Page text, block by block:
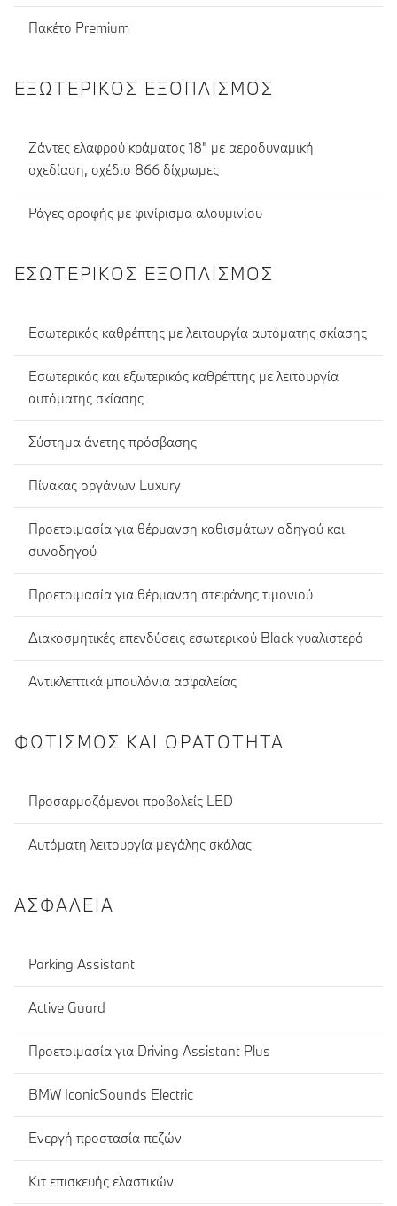
Πακέτο Premium
ΕΞΩΤΕΡΙΚΌΣ ΕΞΟΠΛΙΣΜΌΣ
Ζάντες ελαφρού κράματος 18" με αεροδυναμική
σχεδίαση, σχέδιο 866 δίχρωμες
Ράγες οροφής με φινίρισμα αλουμινίου
ΕΣΩΤΕΡΙΚΌΣ ΕΞΟΠΛΙΣΜΌΣ
Εσωτερικός καθρέπτης με λειτουργία αυτόματης σκίασης
Εσωτερικός και εξωτερικός καθρέπτης με λειτουργία
αυτόματης σκίασης
Σύστημα άνετης πρόσβασης
Πίνακας οργάνων Luxury
Προετοιμασία για θέρμανση καθισμάτων οδηγού και
συνοδηγού
Προετοιμασία για θέρμανση στεφάνης τιμονιού
Διακοσμητικές επενδύσεις εσωτερικού Black γυαλιστερό
Αντικλεπτικά μπουλόνια ασφαλείας
ΦΩΤΙΣΜΌΣ ΚΑΙ ΟΡΑΤΌΤΗΤΑ
Προσαρμοζόμενοι προβολείς LED
Αυτόματη λειτουργία μεγάλης σκάλας
ΑΣΦΆΛΕΙΑ
Parking Assistant
Active Guard
Προετοιμασία για Driving Assistant Plus
BMW IconicSounds Electric
Ενεργή προστασία πεζών
Κιτ επισκευής ελαστικών